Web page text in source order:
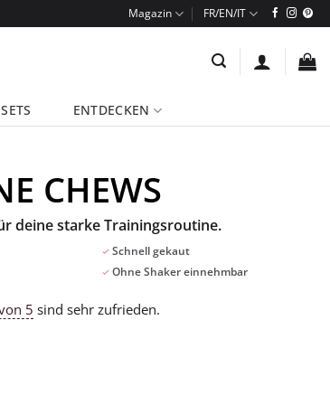
Magazin
ENTDECKEN
CHEWS
deine starke Trainingsroutine.
Schnell gekaut
Ohne Shaker einnehmbar
5 sind sehr zufrieden.